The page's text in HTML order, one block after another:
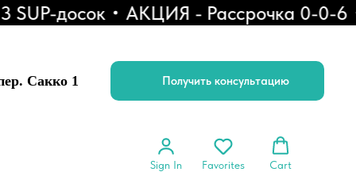
досок АКЦИЯ - Рассрочка 0-0-6
Сакко 1 Получить консультацию
Sign In Favorites Cart